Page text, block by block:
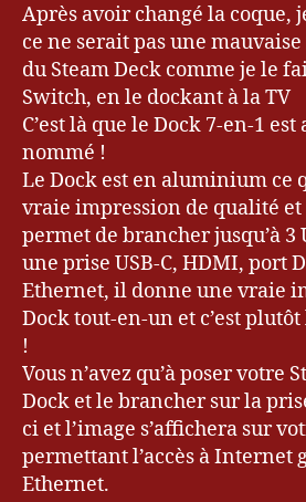
Après avoir changé la coque,
ce ne serait pas une
du Steam Deck comme je le
Switch, en le dockant à la TV
C’est là que le Dock 7-en-1
nommé !
Le Dock est en aluminium ce
vraie impression de qualité
permet de brancher jusqu’à 3
une prise USB-C, HDMI, port
Ethernet, il donne une vraie
Dock tout-en-un et c’est plutôt
!
Vous n’avez qu’à poser votre
Dock et le brancher sur la
ci et l’image s’affichera sur
permettant l’accès à Internet
Ethernet.